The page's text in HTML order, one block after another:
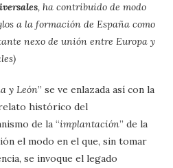
, ha contribuido de modo
a la formación de España como
nexo de unión entre Europa y
y León” se ve enlazada así con la
histórico del
de la “implantación” de la
el modo en el que, sin tomar
se invoque el legado